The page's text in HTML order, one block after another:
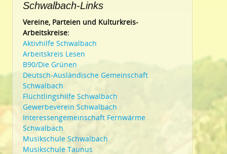
Schwalbach-Links
Vereine, Parteien und Kulturkreis-
Arbeitskreise:
Aktivhilfe Schwalbach
Arbeitskreis Lesen
B90/Die Grünen
Deutsch-Ausländische Gemeinschaft
Schwalbach
Flüchtlingshilfe Schwalbach
Gewerbeverein Schwalbach
Interessengemeinschaft Fernwärme
Schwalbach
Musikschule Schwalbach
Musikschule Taunus